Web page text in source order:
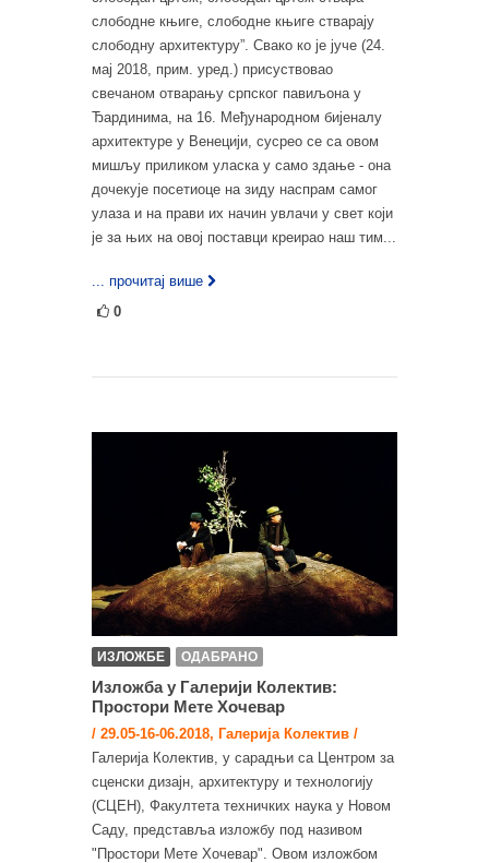
слободне књиге, слободне књиге стварају
слободну архитектуру”. Свако ко је јуче (24.
мај 2018, прим. уред.) присуствовао
свечаном отварању српског павиљона у
Ђардинима, на 16. Међународном бијеналу
архитектуре у Венецији, сусрео се са овом
мишљу приликом уласка у само здање - она
дочекује посетиоце на зиду наспрам самог
улаза и на прави их начин увлачи у свет који
је за њих на овој поставци креирао наш тим...
... прочитај више
0
ИЗЛОЖБЕ ОДАБРАНО
Изложба у Галерији Колектив:
Простори Мете Хочевар
/ 29.05-16-06.2018, Галерија Колектив /
Галерија Колектив, у сарадњи са Центром за
сценски дизајн, архитектуру и технологију
(СЦЕН), Факултета техничких наука у Новом
Саду, представља изложбу под називом
"Простори Мете Хочевар". Овом изложбом